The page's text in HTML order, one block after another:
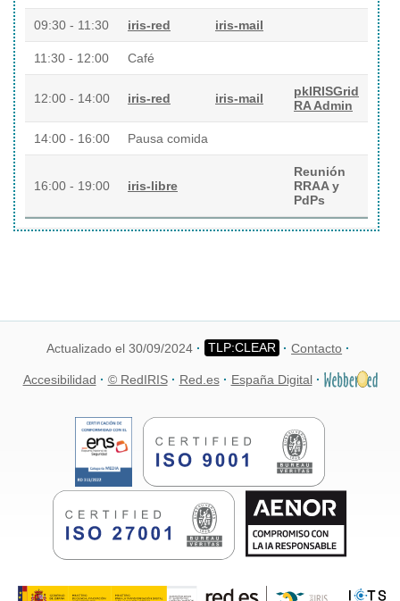
09:30 - 11:30 iris-red iris-mail
11:30 - 12:00 Café
12:00 - 14:00 iris-red iris-mail
pkIRISGrid
RA Admin
14:00 - 16:00 Pausa comida
16:00 - 19:00 iris-libre
Reunión
RRAA y
PdPs
Actualizado el 30/09/2024 Contacto
Accesibilidad © RedIRIS Red.es España Digital